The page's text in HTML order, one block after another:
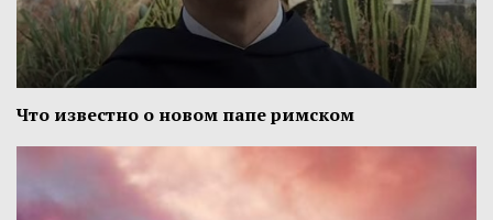
Что известно о новом папе римском